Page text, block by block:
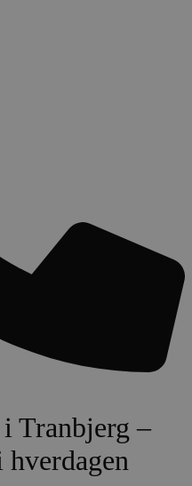
Tranbjerg –